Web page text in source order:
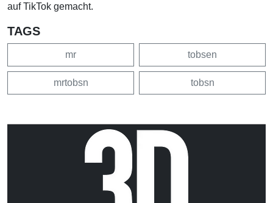
auf TikTok gemacht.
TAGS
mr tobsen
mrtobsn tobsn